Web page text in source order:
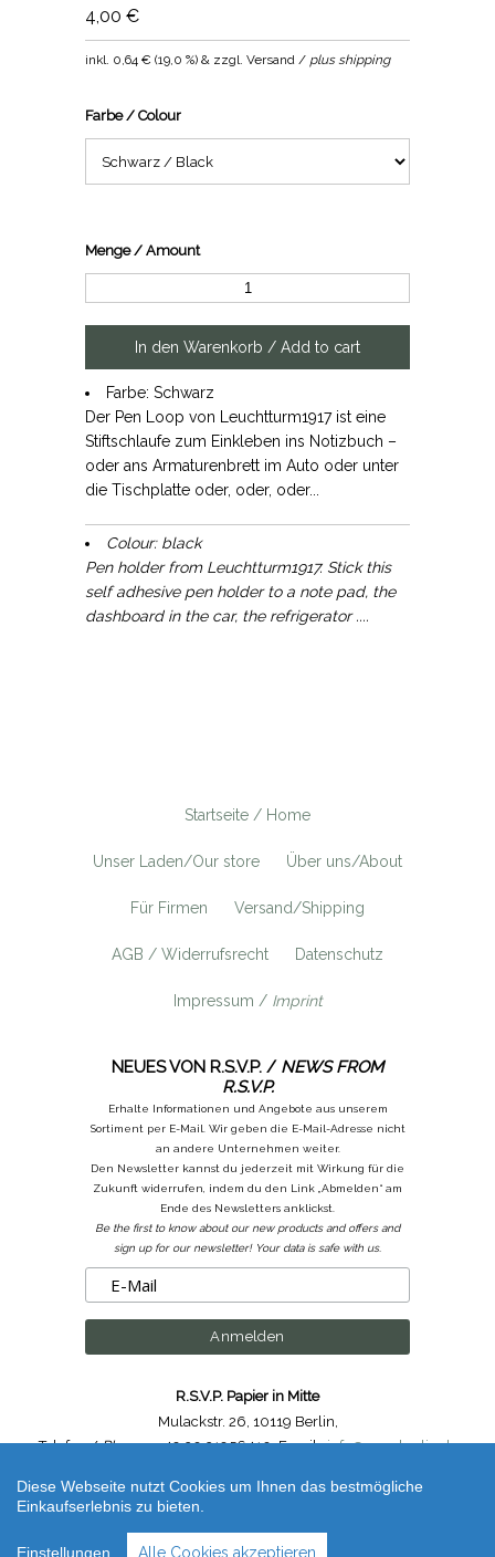
4,00 €
inkl. 0,64 € (19,0 %) & zzgl. Versand / plus shipping
Farbe / Colour
Menge / Amount
Farbe: Schwarz
Der Pen Loop von Leuchtturm1917 ist eine
Stiftschlaufe zum Einkleben ins Notizbuch –
oder ans Armaturenbrett im Auto oder unter
die Tischplatte oder, oder, oder...
Colour: black
Pen holder from Leuchtturm1917. Stick this
self adhesive pen holder to a note pad, the
dashboard in the car, the refrigerator ....
Startseite / Home
Unser Laden/Our store Über uns/About
Für Firmen Versand/Shipping
AGB / Widerrufsrecht Datenschutz
Impressum / Imprint
NEUES VON R.S.V.P. / NEWS FROM
R.S.V.P.
Erhalte Informationen und Angebote aus unserem
Sortiment per E-Mail. Wir geben die E-Mail-Adresse nicht
an andere Unternehmen weiter.
Den Newsletter kannst du jederzeit mit Wirkung für die
Zukunft widerrufen, indem du den Link „Abmelden“ am
Ende des Newsletters anklickst.
Be the first to know about our new products and offers and
sign up for our newsletter! Your data is safe with us.
R.S.V.P. Papier in Mitte
Mulackstr. 26, 10119 Berlin,
Telefon /Phone: ++49.30.31956410,Email :info@rsvp-berlin.de
Shop erstellt mit VersaCommerce.
(unbestimmt) | Artikelnummer /Code: leucht_schwarz
Diese Webseite nutzt Cookies um Ihnen das bestmögliche
Einkaufserlebnis zu bieten.
Einstellungen Alle Cookies akzeptieren